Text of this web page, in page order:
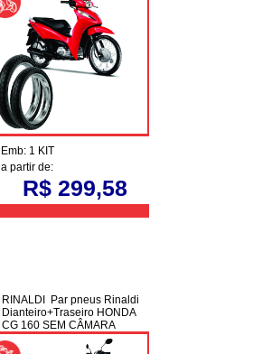
Emb: 1 KIT
a partir de:
R$ 299,58
RINALDI Par pneus Rinaldi
Dianteiro+Traseiro HONDA
CG 160 SEM CÂMARA